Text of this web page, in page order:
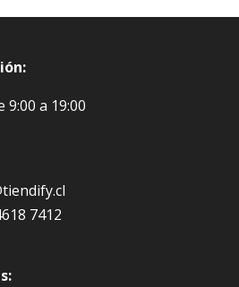
9:00 a 19:00
7412